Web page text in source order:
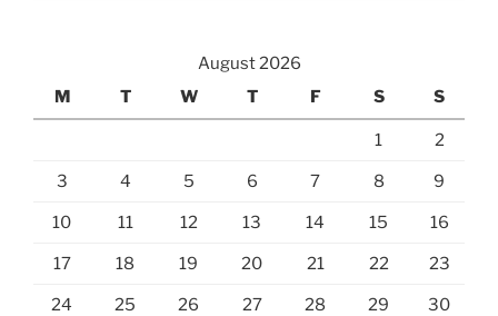
August 2026
M
T W T F S S
1 2
3 4 5 6 7 8 9
10 11 12 13 14 15 16
17 18 19 20 21 22 23
24 25 26 27 28 29 30